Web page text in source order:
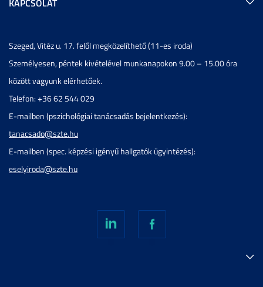
Szeged, Vitéz u. 17. felől megközelíthető (11-es iroda)
Személyesen, péntek kivételével munkanapokon 9.00 – 15.00 óra
között vagyunk elérhetőek.
Telefon: +36 62 544 029
E-mailben (pszichológiai tanácsadás bejelentkezés):
tanacsado@szte.hu
E-mailben (spec. képzési igényű hallgatók ügyintézés):
eselyiroda@szte.hu